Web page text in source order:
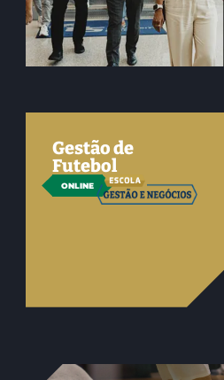
Gestão de
Futebol
ONLINE